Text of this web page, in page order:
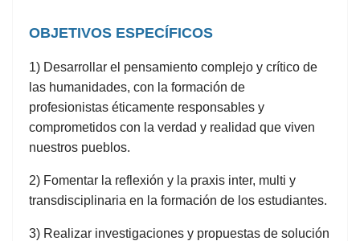
OBJETIVOS ESPECÍFICOS
1) Desarrollar el pensamiento complejo y crítico de
las humanidades, con la formación de
profesionistas éticamente responsables y
comprometidos con la verdad y realidad que viven
nuestros pueblos.
2) Fomentar la reflexión y la praxis inter, multi y
transdisciplinaria en la formación de los estudiantes.
3) Realizar investigaciones y propuestas de solución